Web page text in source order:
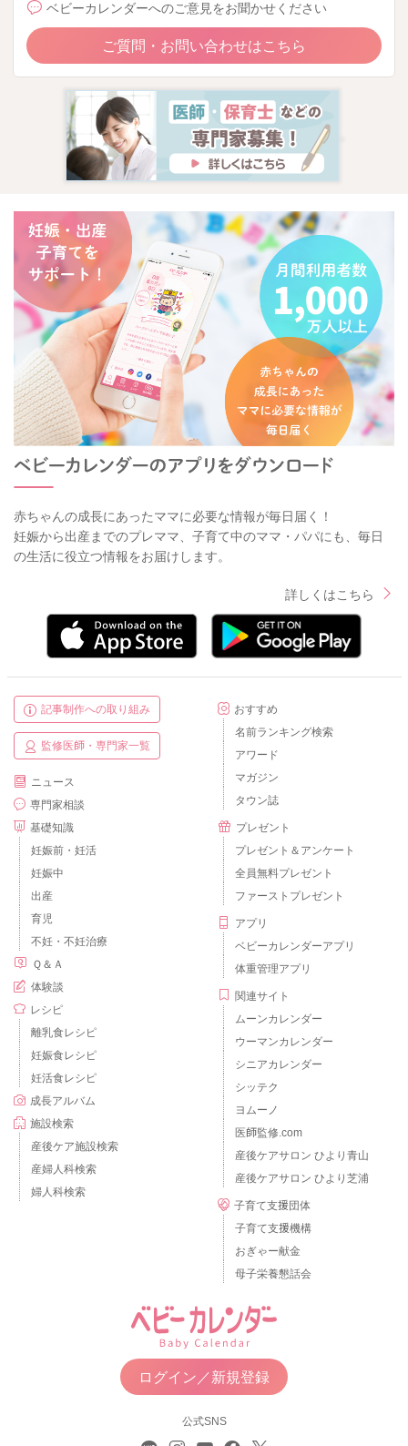
ベビーカレンダーへのご意見をお聞かせください
ご質問・お問い合わせはこちら
赤ちゃんの成長にあったママに必要な情報が毎日届く！
妊娠から出産までのプレママ、子育て中のママ・パパにも、毎日
の生活に役立つ情報をお届けします。
詳しくはこちら
記事制作への取り組み
監修医師・専門家一覧
ニュース
専門家相談
基礎知識
妊娠前・妊活
妊娠中
出産
育児
不妊・不妊治療
Ｑ＆Ａ
体験談
レシピ
離乳食レシピ
妊娠食レシピ
妊活食レシピ
成長アルバム
施設検索
産後ケア施設検索
産婦人科検索
婦人科検索
おすすめ
名前ランキング検索
アワード
マガジン
タウン誌
プレゼント
プレゼント＆アンケート
全員無料プレゼント
ファーストプレゼント
アプリ
ベビーカレンダーアプリ
体重管理アプリ
関連サイト
ムーンカレンダー
ウーマンカレンダー
シニアカレンダー
シッテク
ヨムーノ
医師監修.com
産後ケアサロン ひより青山
産後ケアサロン ひより芝浦
子育て支援団体
子育て支援機構
おぎゃー献金
母子栄養懇話会
ログイン／新規登録
公式SNS